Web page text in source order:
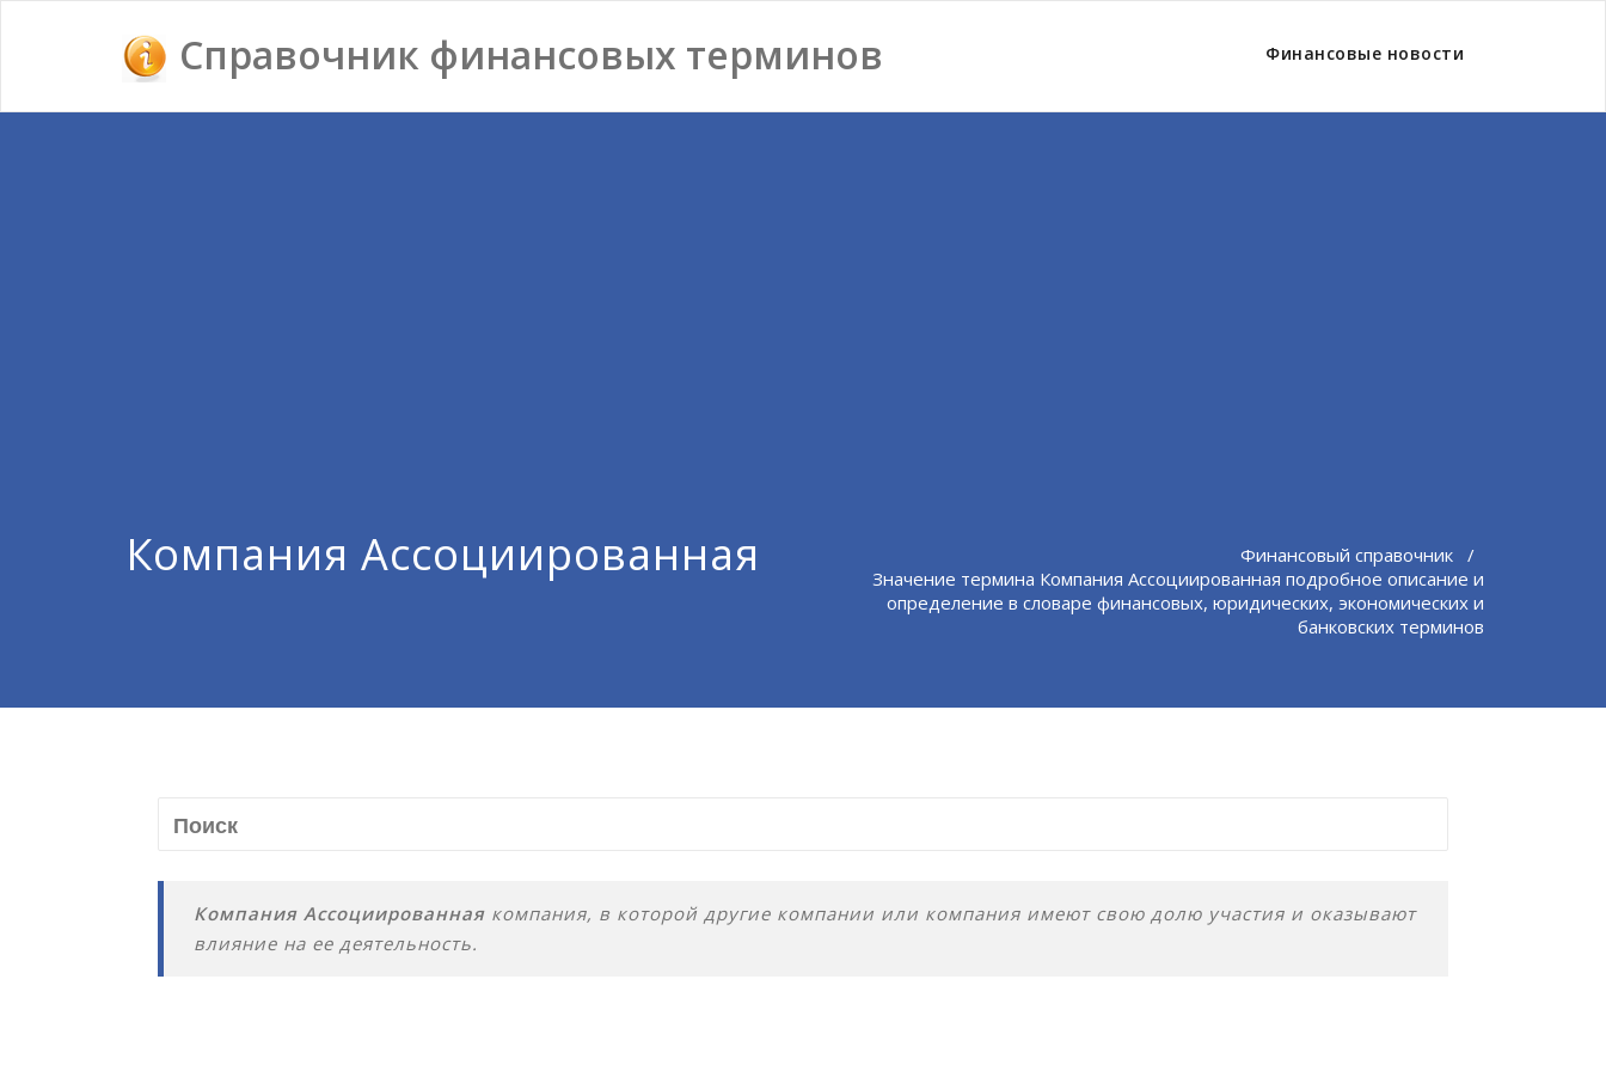
Справочник финансовых терминов Финансовые новости
Компания Ассоциированная Финансовый справочник /
Значение термина Компания Ассоциированная подробное описание и
определение в словаре финансовых, юридических, экономических и
банковских терминов
Компания Ассоциированнаякомпания, в которой другие компании или компания имеют свою долю участия и оказывают
влияние на ее деятельность.